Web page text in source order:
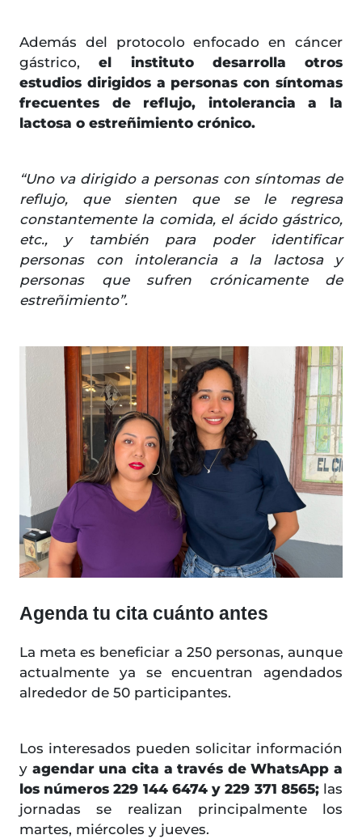
Además del protocolo enfocado en cáncer
gástrico,el instituto desarrolla otros
estudios dirigidos a personas con síntomas
frecuentes de reflujo, intolerancia a la
lactosa o estreñimiento crónico.
“Uno va dirigido a personas con síntomas de
reflujo, que sienten que se le regresa
constantemente la comida, el ácido gástrico,
etc., y también para poder identificar
personas con intolerancia a la lactosa y
personas que sufren crónicamente de
estreñimiento”.
Agenda tu cita cuánto antes
La meta es beneficiar a 250 personas, aunque
actualmente ya se encuentran agendados
alrededor de 50 participantes.
Los interesados pueden solicitar información
y agendar una cita a través de WhatsApp a
los números 229 144 6474 y 229 371 8565; las
jornadas se realizan principalmente los
martes, miércoles y jueves.